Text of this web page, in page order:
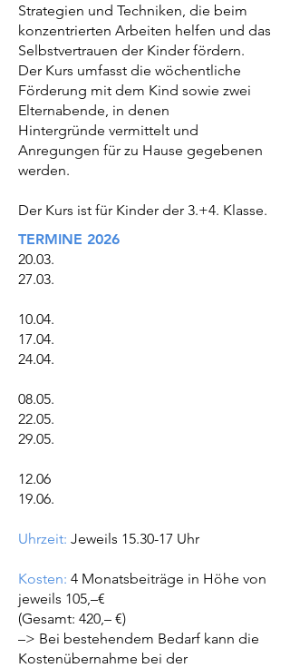
Strategien und Techniken, die beim
konzentrierten Arbeiten helfen und das
Selbstvertrauen der Kinder fördern.
Der Kurs umfasst die wöchentliche
Förderung mit dem Kind sowie zwei
Elternabende, in denen
Hintergründe vermittelt und
Anregungen für zu Hause gegebenen
werden.
Der Kurs ist für Kinder der 3.+4. Klasse.
TERMINE 2026
20.03.
27.03.
10.04.
17.04.
24.04.
08.05.
22.05.
29.05.
12.06
19.06.
Uhrzeit: Jeweils 15.30-17 Uhr
Kosten: 4 Monatsbeiträge in Höhe von
jeweils 105,–€
(Gesamt: 420,– €)
–> Bei bestehendem Bedarf kann die
Kostenübernahme bei der